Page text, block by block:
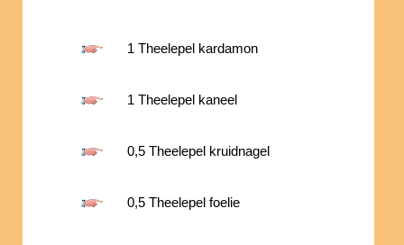
1 Theelepel kardamon
1 Theelepel kaneel
0,5 Theelepel kruidnagel
0,5 Theelepel foelie